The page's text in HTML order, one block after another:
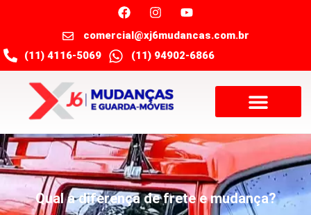
comercial@xj6mudancas.com.br
(11) 4116-5069
(11) 94902-6866
Qual a diferença de frete e mudança?